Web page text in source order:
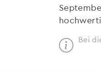
Bei